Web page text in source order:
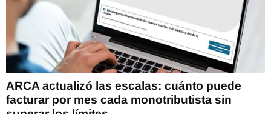
ARCA actualizó las escalas: cuánto puede
facturar por mes cada monotributista sin